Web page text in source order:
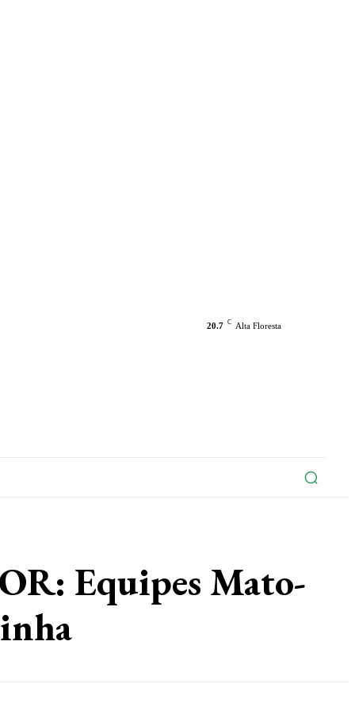
20.7 C Alta Floresta
Equipes Mato-